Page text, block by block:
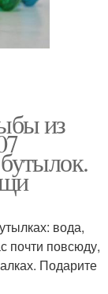
из
вода,
почти повсюду,
Подарите